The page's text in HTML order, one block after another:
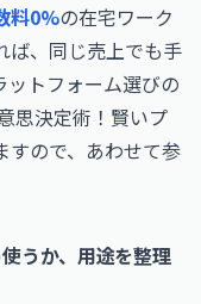
料0%の在宅ワーク
ば、同じ売上でも手
トフォーム選びの
思決定術！賢いプ
すので、あわせて参
うか、用途を整理